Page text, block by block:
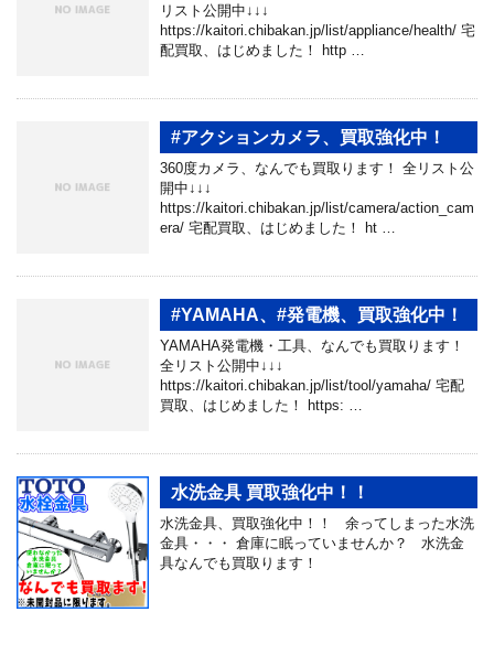
リスト公開中↓↓↓
https://kaitori.chibakan.jp/list/appliance/health/ 宅
配買取、はじめました！ http …
#アクションカメラ、買取強化中！
360度カメラ、なんでも買取ります！ 全リスト公
開中↓↓↓
https://kaitori.chibakan.jp/list/camera/action_cam
era/ 宅配買取、はじめました！ ht …
#YAMAHA、#発電機、買取強化中！
YAMAHA発電機・工具、なんでも買取ります！
全リスト公開中↓↓↓
https://kaitori.chibakan.jp/list/tool/yamaha/ 宅配
買取、はじめました！ https: …
水洗金具 買取強化中！！
水洗金具、買取強化中！！ 余ってしまった水洗
金具・・・ 倉庫に眠っていませんか？ 水洗金
具なんでも買取ります！